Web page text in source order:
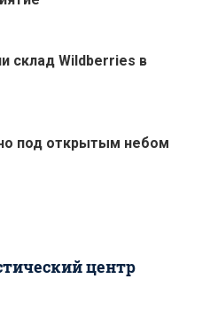
склад Wildberries в
под открытым небом
центр